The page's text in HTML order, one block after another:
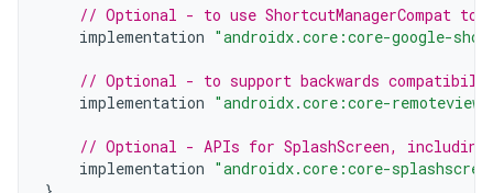
// Optional - to use ShortcutManagerCompat to
implementation "androidx.core:core-google-
// Optional - to support backwards
implementation "androidx.core:core-
// Optional - APIs for SplashScreen,
implementation "androidx.core:core-